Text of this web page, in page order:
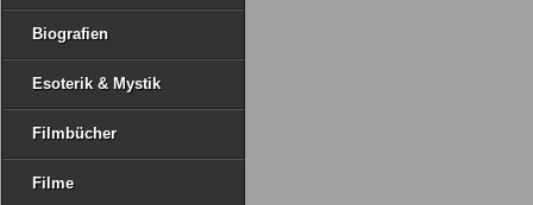
Biografien
Esoterik & Mystik
Filmbücher
Filme